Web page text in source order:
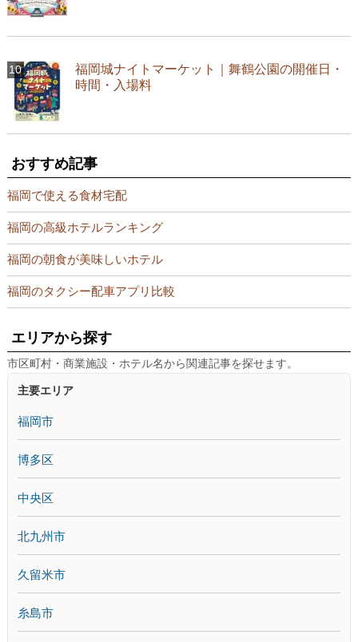
福岡城ナイトマーケット｜舞鶴公園の開催日・
時間・入場料
おすすめ記事
福岡で使える食材宅配
福岡の高級ホテルランキング
福岡の朝食が美味しいホテル
福岡のタクシー配車アプリ比較
エリアから探す
市区町村・商業施設・ホテル名から関連記事を探せます。
主要エリア
福岡市
博多区
中央区
北九州市
久留米市
糸島市